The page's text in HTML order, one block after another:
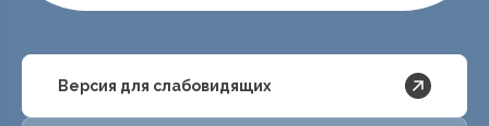
Версия для слабовидящих